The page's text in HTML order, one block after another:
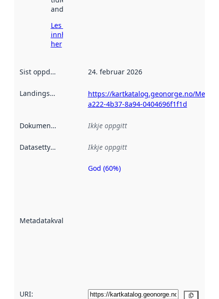
andre stader.
Les meir om
innhenting
her
Sist oppdatert 24. februar 2026
Landingsside
https://kartkatalog.geonorge.no/
a222-4b37-8a94-0404696f1f1d
Dokumentasjon Ikkje oppgitt
Datasettype Ikkje oppgitt
Metadatakvalitet
Metadatakvalitet
God (60%)
URI: